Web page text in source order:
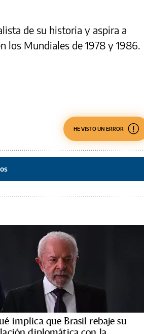
de su historia y aspira a
los Mundiales de 1978 y 1986.
HE VISTO UN ERROR
implica que Brasil rebaje su